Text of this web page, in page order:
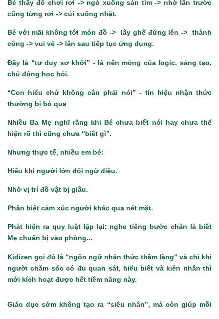
Bé thấy đồ chơi rơi -> ngó xuống sàn tìm -> nhớ lần trước
cũng từng rơi -> cúi xuống nhặt.
Bé với mãi không tới món đồ -> lấy ghế đứng lên -> thành
công -> vui vẻ -> lần sau tiếp tục ứng dụng.
Đây là “tư duy sơ khởi” - là nền móng của logic, sáng tạo,
chủ động học hỏi.
“Con hiểu chứ không cần phải nói” - tín hiệu nhận thức
thường bị bỏ qua
Nhiều Ba Mẹ nghĩ rằng khi Bé chưa biết nói hay chưa thể
hiện rõ thì cũng chưa “biết gì”.
Nhưng thực tế, nhiều em bé:
Hiểu khi người lớn đổi ngữ điệu.
Nhớ vị trí đồ vật bị giấu.
Phân biệt cảm xúc người khác qua nét mặt.
Phát hiện ra quy luật lặp lại: nghe tiếng bước chân là biết
Mẹ chuẩn bị vào phòng...
Kidizen gọi đó là “ngôn ngữ nhận thức thầm lặng” và chỉ khi
người chăm sóc có đủ quan sát, hiểu biết và kiên nhẫn thì
mới kích hoạt được hết tiềm năng này.
Giáo dục sớm không tạo ra “siêu nhân”, mà còn giúp mỗi